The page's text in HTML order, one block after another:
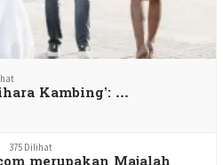
Kambing’: …
375 Dilihat